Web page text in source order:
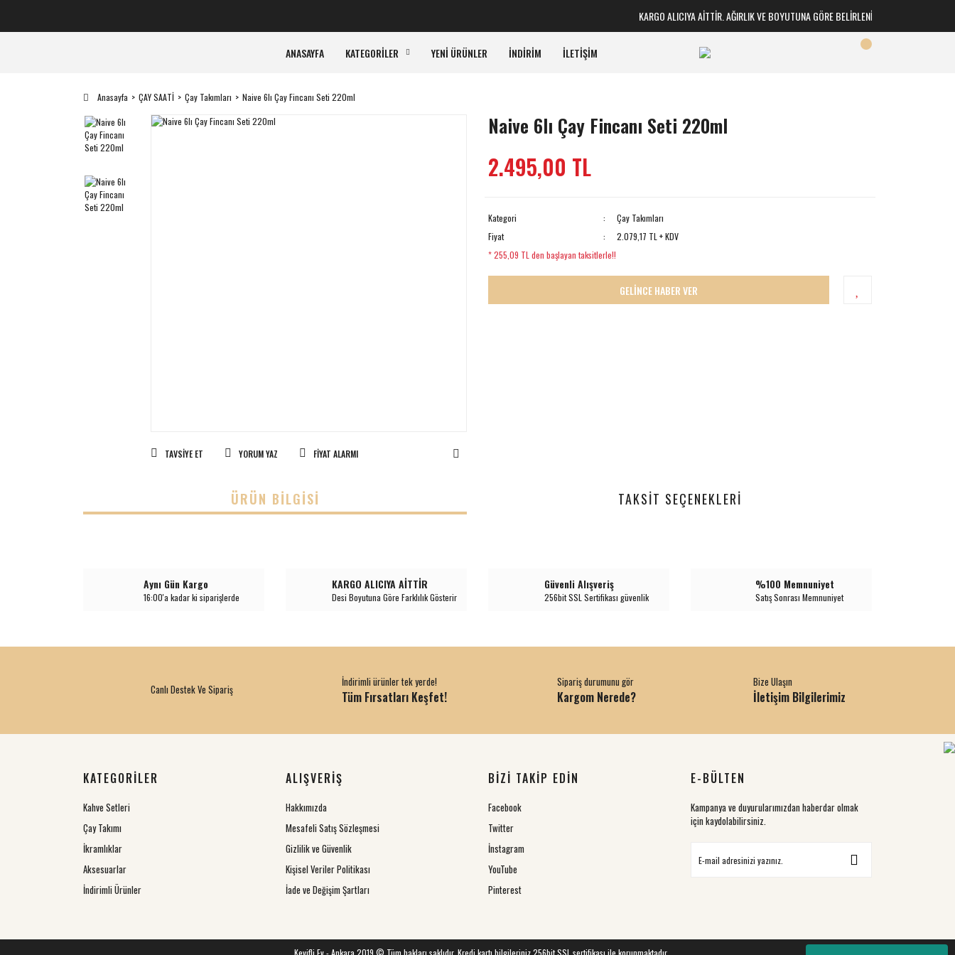
KARGO ALICIYA AİTTİR. AĞIRLIK VE BOYUTUNA GÖRE BELİRLENİR
ANASAYFA KATEGORİLER YENİ ÜRÜNLER İNDİRİM İLETİŞİM
Anasayfa ÇAY SAATİ Çay Takımları Naive 6lı Çay Fincanı Seti 220ml
TAVSIYE ET YORUM YAZ FIYAT ALARMI
Naive 6lı Çay Fincanı Seti 220ml
2.495,00 TL
Kategori
Çay Takımları
Fiyat
2.079,17 TL + KDV
* 255,09 TL den başlayan taksitlerle!!
GELİNCE HABER VER
ÜRÜN BILGISI TAKSIT SEÇENEKLERI
Aynı Gün Kargo
16:00'a kadar ki siparişlerde
KARGO ALICIYA AİTTİR
Desi Boyutuna Göre Farklılık Gösterir
Güvenli Alışveriş
256bit SSL Sertifikası güvenlik
%100 Memnuniyet
Satış Sonrası Memnuniyet
Canlı Destek Ve Sipariş
İndirimli ürünler tek yerde!
Tüm Fırsatları Keşfet!
Sipariş durumunu gör
Kargom Nerede?
Bize Ulaşın
İletişim Bilgilerimiz
KATEGORİLER
Kahve Setleri
Çay Takımı
İkramlıklar
Aksesuarlar
İndirimli Ürünler
ALIŞVERİŞ
Hakkımızda
Mesafeli Satış Sözleşmesi
Gizlilik ve Güvenlik
Kişisel Veriler Politikası
İade ve Değişim Şartları
BİZİ TAKİP EDİN
Facebook
Twitter
İnstagram
YouTube
Pinterest
E-BÜLTEN
Kampanya ve duyurularımızdan haberdar olmak
için kaydolabilirsiniz.
Keyifli Ev - Ankara 2019 © Tüm hakları saklıdır. Kredi kartı bilgileriniz 256bit SSL sertifikası ile korunmaktadır.